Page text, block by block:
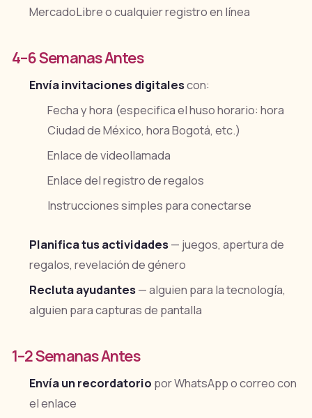
MercadoLibre o cualquier registro en línea
4–6 Semanas Antes
Envía invitaciones digitalescon:
Fecha y hora (especifica el huso horario: hora
Ciudad de México, hora Bogotá, etc.)
Enlace de videollamada
Enlace del registro de regalos
Instrucciones simples para conectarse
Planifica tus actividades— juegos, apertura de
regalos, revelación de género
Recluta ayudantes— alguien para la tecnología,
alguien para capturas de pantalla
1–2 Semanas Antes
Envía un recordatorio por WhatsApp o correo con
el enlace